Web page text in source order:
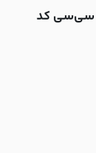
جام یوجینگ مدل تایملس گنجایش 225 سی‌سی کد